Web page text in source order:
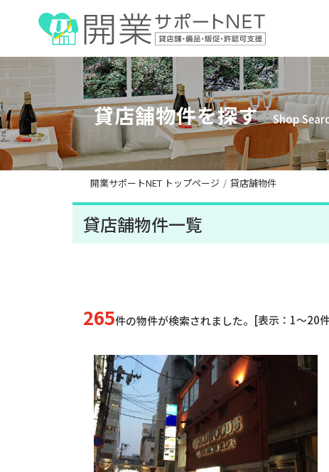
貸店舗物件を探す Shop
開業サポートNET トップページ 貸店舗物件
貸店舗物件一覧
265件の物件が検索されました。 [表示：1～20